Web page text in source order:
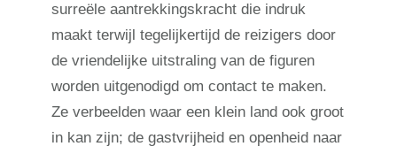
surreële aantrekkingskracht die indruk
maakt terwijl tegelijkertijd de reizigers door
de vriendelijke uitstraling van de figuren
worden uitgenodigd om contact te maken.
Ze verbeelden waar een klein land ook groot
in kan zijn; de gastvrijheid en openheid naar